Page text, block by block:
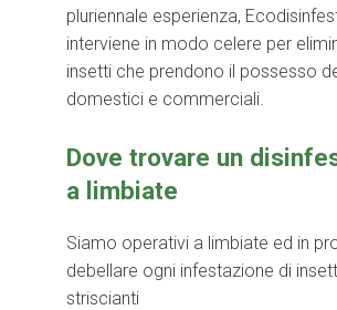
pluriennale esperienza,
interviene in modo celere per
insetti che prendono il possesso
domestici e commerciali.
Dove trovare un
a limbiate
Siamo operativi a limbiate ed in
debellare ogni infestazione di
striscianti